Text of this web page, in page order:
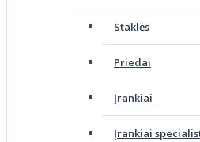
Staklės
Priedai
Įrankiai
Įrankiai